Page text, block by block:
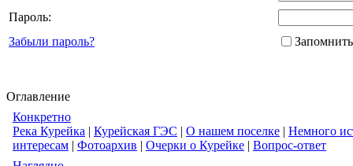
Пароль:
Забыли пароль?
Оглавление
Конкретно
Река Курейка | Курейская ГЭС | О нашем поселке | Немного
интересам | Фотоархив | Очерки о Курейке | Вопрос-ответ